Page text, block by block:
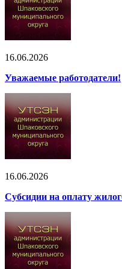
16.06.2026
Уважаемые работодатели!
16.06.2026
Субсидии на оплату